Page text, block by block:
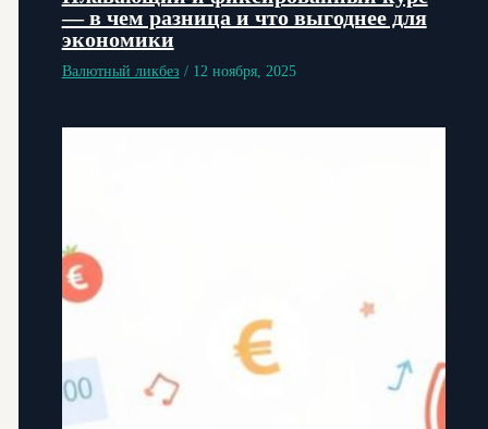
— в чем разница и что выгоднее для
экономики
Валютный ликбез / 12 ноября, 2025